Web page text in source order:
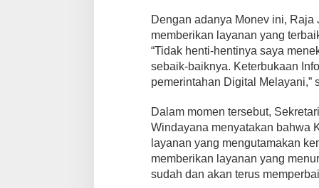
Dengan adanya Monev ini,
memberikan layanan yang
“Tidak henti-hentinya saya
sebaik-baiknya. Keterbukaan
pemerintahan Digital Melayani,”
Dalam momen tersebut,
Windayana menyatakan bahwa
layanan yang mengutamakan
memberikan layanan yang
sudah dan akan terus